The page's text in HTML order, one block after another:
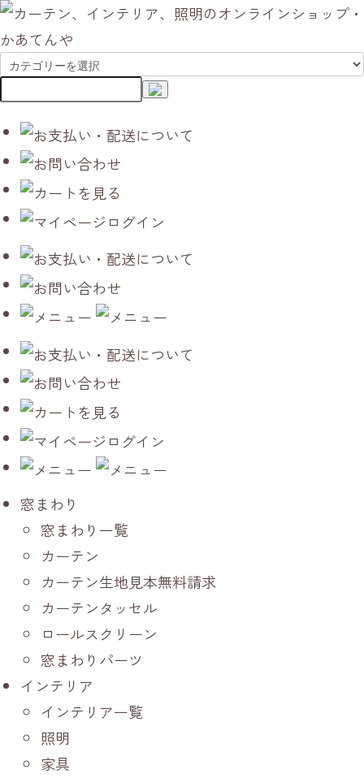
窓まわり
窓まわり一覧
カーテン
カーテン生地見本無料請求
カーテンタッセル
ロールスクリーン
窓まわりパーツ
インテリア
インテリア一覧
照明
家具